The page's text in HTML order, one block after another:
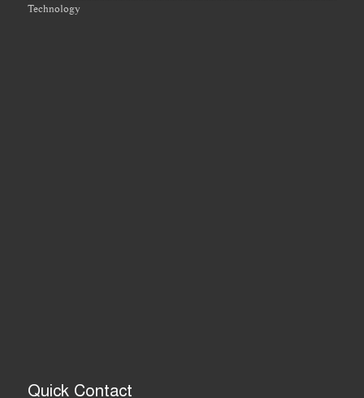
Technology
Quick Contact